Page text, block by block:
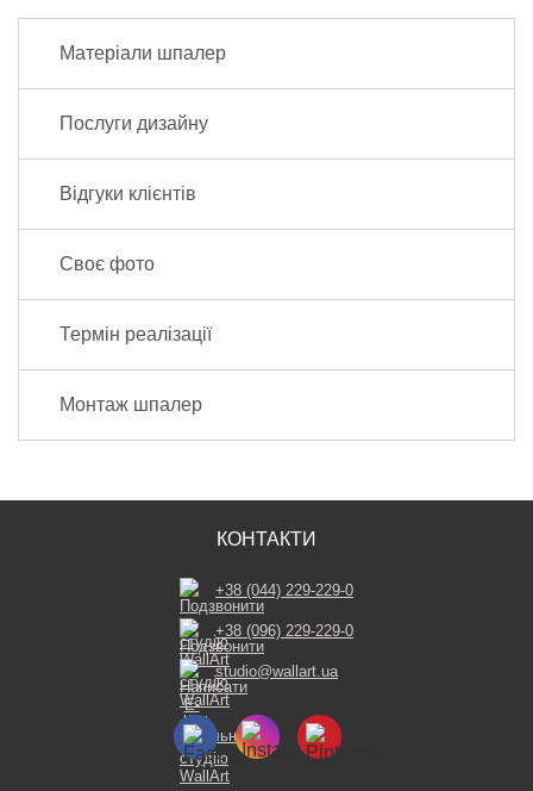
Матеріали шпалер
Послуги дизайну
Відгуки клієнтів
Своє фото
Термін реалізації
Монтаж шпалер
КОНТАКТИ
+38 (044) 229-229-0
+38 (096) 229-229-0
studio@wallart.ua